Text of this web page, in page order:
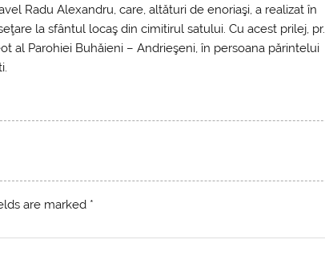
Radu Alexandru, care, altături de enoriaşi, a realizat în
la sfântul locaş din cimitirul satului. Cu acest prilej, pr.
al Parohiei Buhăieni – Andrieşeni, în persoana părintelui
are marked *